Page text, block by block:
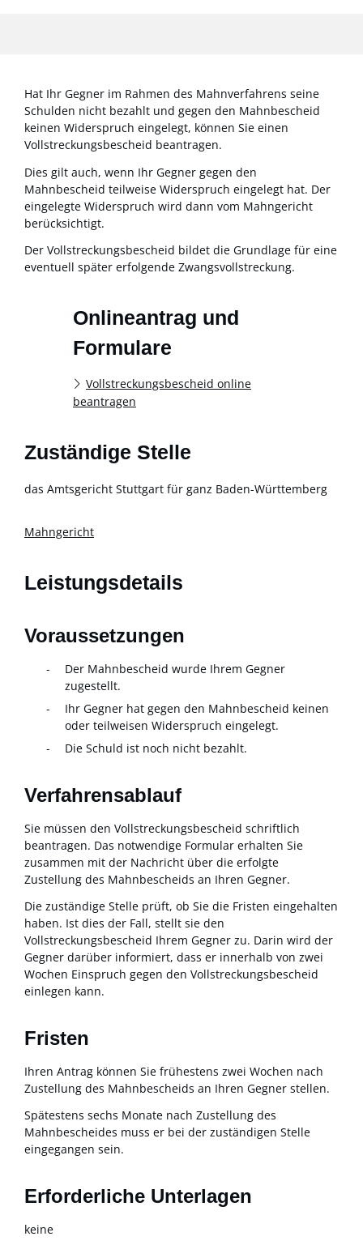
Hat Ihr Gegner im Rahmen des Mahnverfahrens seine
Schulden nicht bezahlt und gegen den Mahnbescheid
keinen Widerspruch eingelegt, können Sie einen
Vollstreckungsbescheid beantragen.
Dies gilt auch, wenn Ihr Gegner gegen den
Mahnbescheid teilweise Widerspruch eingelegt hat. Der
eingelegte Widerspruch wird dann vom Mahngericht
berücksichtigt.
Der Vollstreckungsbescheid bildet die Grundlage für eine
eventuell später erfolgende Zwangsvollstreckung.
Onlineantrag und
Formulare
Vollstreckungsbescheid online
beantragen
Zuständige Stelle
das Amtsgericht Stuttgart für ganz Baden-Württemberg
Mahngericht
Leistungsdetails
Voraussetzungen
Der Mahnbescheid wurde Ihrem Gegner
zugestellt.
Ihr Gegner hat gegen den Mahnbescheid keinen
oder teilweisen Widerspruch eingelegt.
Die Schuld ist noch nicht bezahlt.
Verfahrensablauf
Sie müssen den Vollstreckungsbescheid schriftlich
beantragen. Das notwendige Formular erhalten Sie
zusammen mit der Nachricht über die erfolgte
Zustellung des Mahnbescheids an Ihren Gegner.
Die zuständige Stelle prüft, ob Sie die Fristen eingehalten
haben. Ist dies der Fall, stellt sie den
Vollstreckungsbescheid Ihrem Gegner zu. Darin wird der
Gegner darüber informiert, dass er innerhalb von zwei
Wochen Einspruch gegen den Vollstreckungsbescheid
einlegen kann.
Fristen
Ihren Antrag können Sie frühestens zwei Wochen nach
Zustellung des Mahnbescheids an Ihren Gegner stellen.
Spätestens sechs Monate nach Zustellung des
Mahnbescheides muss er bei der zuständigen Stelle
eingegangen sein.
Erforderliche Unterlagen
keine